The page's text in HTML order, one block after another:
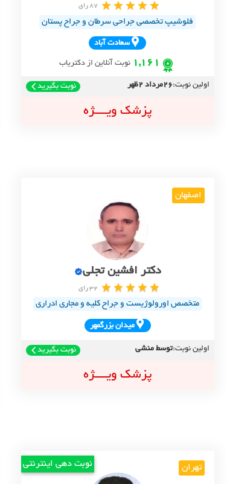
87 رای
فلوشیپ تخصصی جراحی سرطان و جراح پستان
سعادت آباد
1,161 نوبت آنلاین از دکتریاب
اولین نوبت:26مرداد 2ظهر نوبت بگیرید
پزشک ویــــژه
اصفهان
دکتر افشین تجلی
32 رای
متخصص اورولوژیست و جراح کلیه و مجاری ادراری
ميدان بزرگمهر
اولین نوبت:توسط منشی نوبت بگیرید
پزشک ویــــژه
تهران نوبت دهی اینترنتی